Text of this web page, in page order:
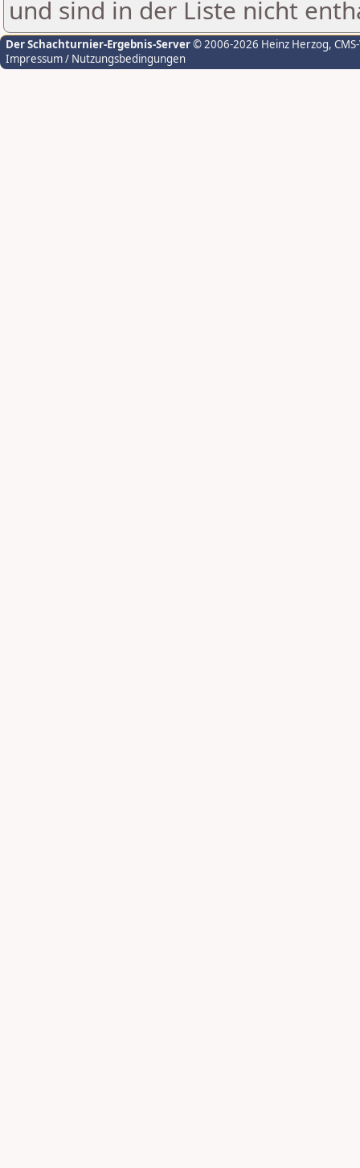
und sind in der Liste nicht
Der Schachturnier-Ergebnis-Server© 2006-2026 Heinz Herzog,
Impressum / Nutzungsbedingungen